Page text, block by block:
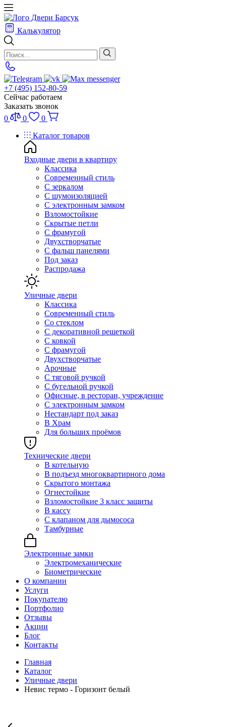
Калькулятор
+7 (495) 152-80-59
Сейчас работаем
Заказать звонок
0
0
0
Каталог товаров
Входные двери в квартиру
Классика
Современный стиль
С зеркалом
С шумоизоляцией
С электронным замком
Взломостойкие
Скрытые петли
С фрамугой
Двухстворчатые
С фальш панелями
Под заказ
Распродажа
Уличные двери
Классика
Современный стиль
Со стеклом
С декоративной решеткой
С ковкой
С фрамугой
Двухстворчатые
Арочные
С тяговой ручкой
С бугельной ручкой
Офисные, в ресторан, учреждение
С электронным замком
Нестандарт под заказ
В Храм
Для больших проёмов
Технические двери
В котельную
В подъезд многоквартирного дома
Скрытого монтажа
Огнестойкие
Взломостойкие 3 класс защиты
В кассу
С клапаном для дымососа
Тамбурные
Электронные замки
Электромеханические
Биометрические
О компании
Услуги
Покупателю
Портфолио
Отзывы
Акции
Блог
Контакты
Главная
Каталог
Уличные двери
Невис термо - Горизонт белый